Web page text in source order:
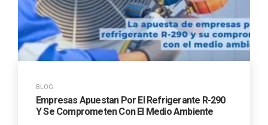
BLOG
Empresas Apuestan Por El Refrigerante R-290
Y Se Comprometen Con El Medio Ambiente